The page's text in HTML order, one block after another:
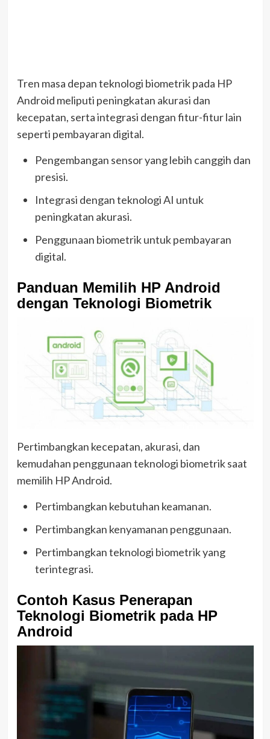
Tren masa depan teknologi biometrik pada HP
Android meliputi peningkatan akurasi dan
kecepatan, serta integrasi dengan fitur-fitur lain
seperti pembayaran digital.
Pengembangan sensor yang lebih canggih dan
presisi.
Integrasi dengan teknologi AI untuk
peningkatan akurasi.
Penggunaan biometrik untuk pembayaran
digital.
Panduan Memilih HP Android
dengan Teknologi Biometrik
Pertimbangkan kecepatan, akurasi, dan
kemudahan penggunaan teknologi biometrik saat
memilih HP Android.
Pertimbangkan kebutuhan keamanan.
Pertimbangkan kenyamanan penggunaan.
Pertimbangkan teknologi biometrik yang
terintegrasi.
Contoh Kasus Penerapan
Teknologi Biometrik pada HP
Android